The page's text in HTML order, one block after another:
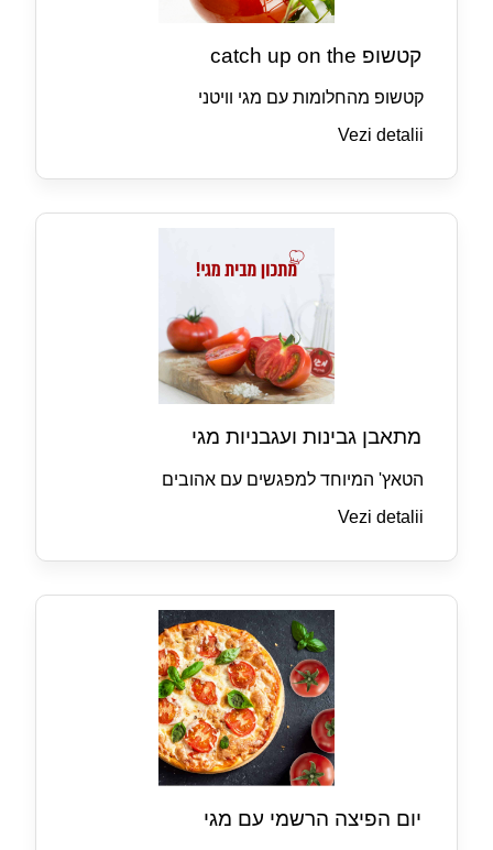
קטשופ catch up on the
קטשופ מהחלומות עם מגי וויטני
Vezi detalii
מתאבן גבינות ועגבניות מגי
הטאץ' המיוחד למפגשים עם אהובים
Vezi detalii
יום הפיצה הרשמי עם מגי